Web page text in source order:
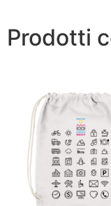
Prodotti